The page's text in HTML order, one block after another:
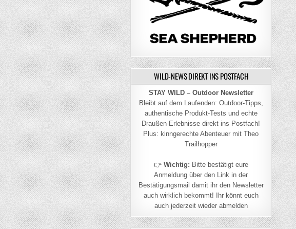
WILD-NEWS DIREKT INS POSTFACH
STAY WILD – Outdoor Newsletter
Bleibt auf dem Laufenden: Outdoor-Tipps,
authentische Produkt-Tests und echte
Draußen-Erlebnisse direkt ins Postfach!
Plus: kinngerechte Abenteuer mit Theo
Trailhopper
👉Wichtig: Bitte bestätigt eure
Anmeldung über den Link in der
Bestätigungsmail damit ihr den Newsletter
auch wirklich bekommt! Ihr könnt euch
auch jederzeit wieder abmelden